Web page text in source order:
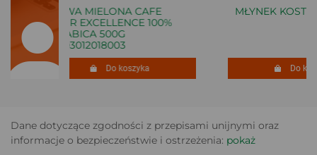
KAWA MIELONA CAFE
D'OR EXCELLENCE 100%
ARABICA 500G
8003012018003
Do koszyka
MŁYNEK KOSTKA
Do
Dane dotyczące zgodności z przepisami unijnymi oraz
informacje o bezpieczeństwie i ostrzeżenia: pokaż